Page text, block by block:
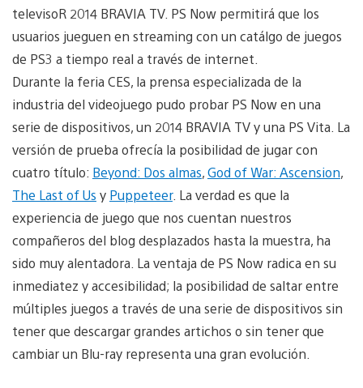
televisoR 2014 BRAVIA TV. PS Now permitirá que los
usuarios jueguen en streaming con un catálgo de juegos
de PS3 a tiempo real a través de internet.
Durante la feria CES, la prensa especializada de la
industria del videojuego pudo probar PS Now en una
serie de dispositivos, un 2014 BRAVIA TV y una PS Vita. La
versión de prueba ofrecía la posibilidad de jugar con
cuatro título: Beyond: Dos almas,God of War: Ascension,
The Last of Us y Puppeteer. La verdad es que la
experiencia de juego que nos cuentan nuestros
compañeros del blog desplazados hasta la muestra, ha
sido muy alentadora. La ventaja de PS Now radica en su
inmediatez y accesibilidad; la posibilidad de saltar entre
múltiples juegos a través de una serie de dispositivos sin
tener que descargar grandes artichos o sin tener que
cambiar un Blu-ray representa una gran evolución.